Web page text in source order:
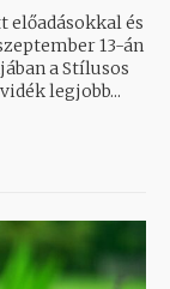
előadásokkal és
13-án
a Stílusos
(SVÉT) rendezvénye. A vidék legjobb...